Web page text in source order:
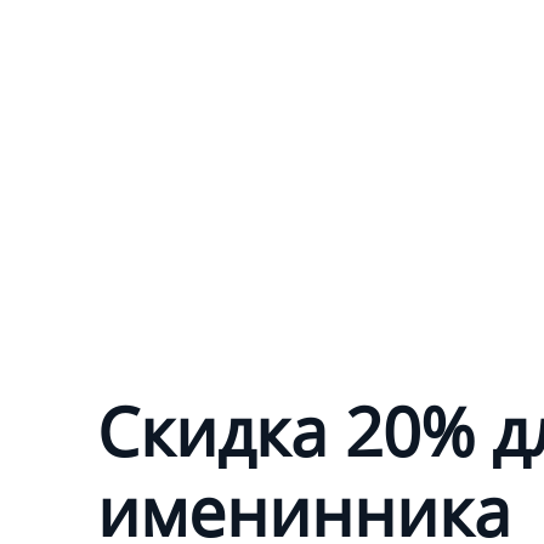
Скидка 20%
именинника